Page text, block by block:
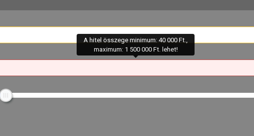
A hitel összege minimum: 40 000 Ft.,
maximum: 1 500 000 Ft. lehet!